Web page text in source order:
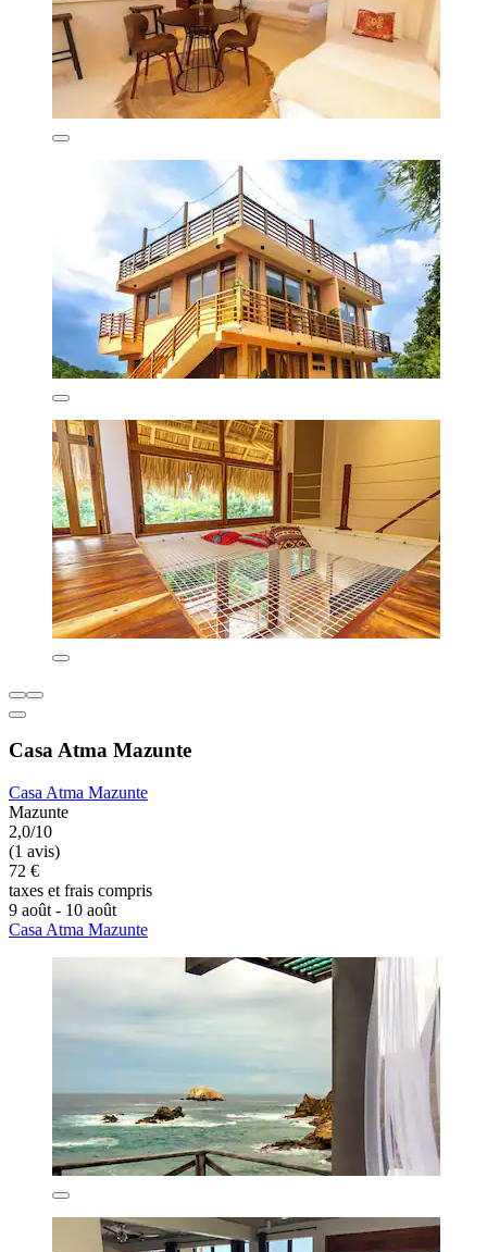
Casa Atma Mazunte
Casa Atma Mazunte
Mazunte
2,0/10
(1 avis)
72 €
taxes et frais compris
9 août - 10 août
Casa Atma Mazunte